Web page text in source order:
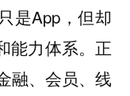
是App，但却
力体系。 正
融、会员、线